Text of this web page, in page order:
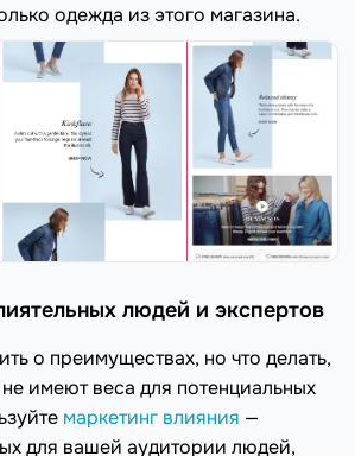
одежда из этого магазина.
людей и экспертов
о преимуществах, но что делать,
имеют веса для потенциальных
маркетинг влияния —
для вашей аудитории людей,